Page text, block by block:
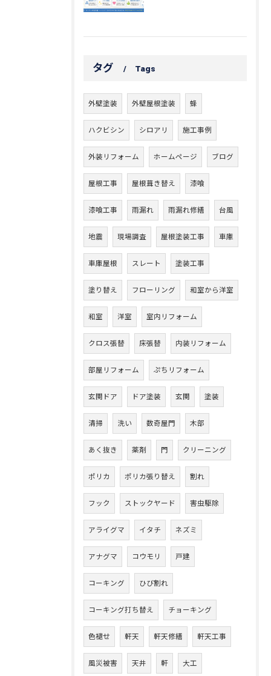
タグ Tags
外壁塗装 外壁屋根塗装 蜂
ハクビシン シロアリ 施工事例
外装リフォーム ホームページ ブログ
屋根工事 屋根葺き替え 漆喰
漆喰工事 雨漏れ 雨漏れ修繕 台風
地震 現場調査 屋根塗装工事 車庫
車庫屋根 スレート 塗装工事
塗り替え フローリング 和室から洋室
和室 洋室 室内リフォーム
クロス張替 床張替 内装リフォーム
部屋リフォーム ぷちリフォーム
玄関ドア ドア塗装 玄関 塗装
清掃 洗い 数奇屋門 木部
あく抜き 薬剤 門 クリーニング
ポリカ ポリカ張り替え 割れ
フック ストックヤード 害虫駆除
アライグマ イタチ ネズミ
アナグマ コウモリ 戸建
コーキング ひび割れ
コーキング打ち替え チョーキング
色褪せ 軒天 軒天修繕 軒天工事
風災被害 天井 軒 大工